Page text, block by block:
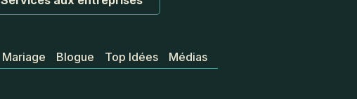
Mariage Blogue Top Idées Médias